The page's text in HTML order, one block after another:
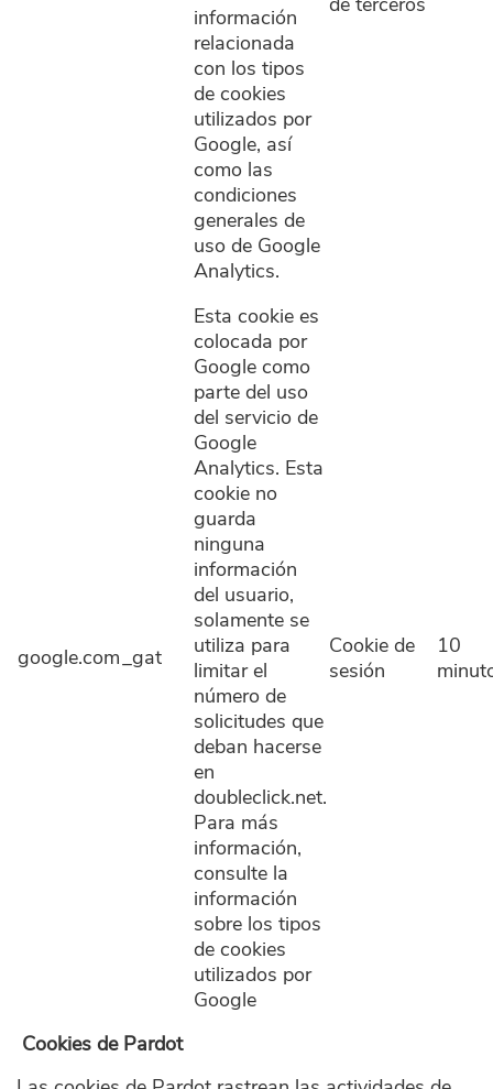
información
relacionada
con los tipos
de cookies
utilizados por
Google, así
como las
condiciones
generales de
uso de Google
Analytics.
google.com_gat
Esta cookie es
colocada por
Google como
parte del uso
del servicio de
Google
Analytics. Esta
cookie no
guarda
ninguna
información
del usuario,
solamente se
utiliza para
limitar el
número de
solicitudes que
deban hacerse
en
doubleclick.net.
Para más
información,
consulte la
información
sobre los tipos
de cookies
utilizados por
Google
Cookie de
sesión
10
Cookies de Pardot